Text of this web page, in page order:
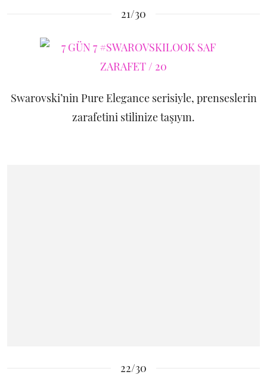
21/30
Swarovski’nin Pure Elegance serisiyle, prenseslerin
zarafetini stilinize taşıyın.
22/30